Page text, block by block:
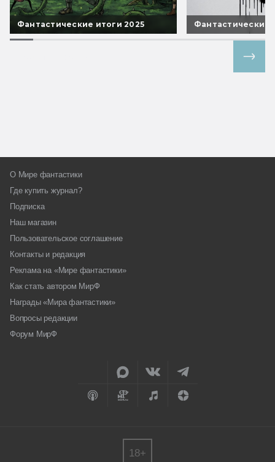
Фантастические итоги 2025 Фантастические
О Мире фантастики
Где купить журнал?
Подписка
Наш магазин
Пользовательское соглашение
Контакты и редакция
Реклама на «Мире фантастики»
Как стать автором МирФ
Награды «Мира фантастики»
Вопросы редакции
Форум МирФ
18+